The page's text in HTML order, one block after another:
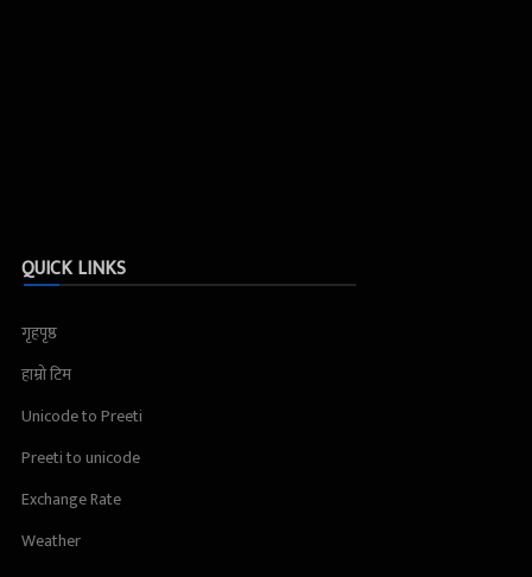
QUICK LINKS
गृहपृष्ठ
हाम्रो टिम
Unicode to Preeti
Preeti to unicode
Exchange Rate
Weather